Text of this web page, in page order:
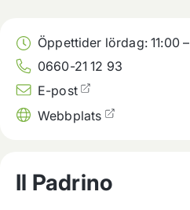
Öppettider lördag:11:00–
0660-21 12 93
E-post
Webbplats
Il Padrino